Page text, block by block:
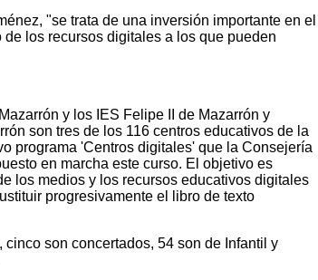
"se trata de una inversión importante en el
los recursos digitales a los que pueden
y los IES Felipe II de Mazarrón y
son tres de los 116 centros educativos de la
programa 'Centros digitales' que la Consejería
en marcha este curso. El objetivo es
los medios y los recursos educativos digitales
progresivamente el libro de texto
son concertados, 54 son de Infantil y